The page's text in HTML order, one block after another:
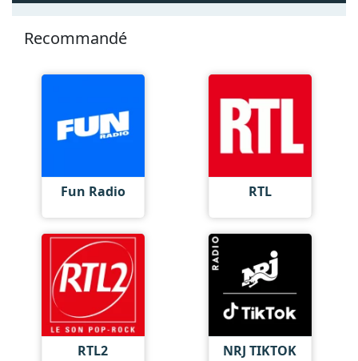
Recommandé
Fun Radio RTL
RTL2 NRJ TIKTOK